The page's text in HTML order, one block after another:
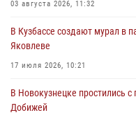
03 августа 2026, 11:32
В Кузбассе создают мурал в
Яковлеве
17 июля 2026, 10:21
В Новокузнецке
Добижей